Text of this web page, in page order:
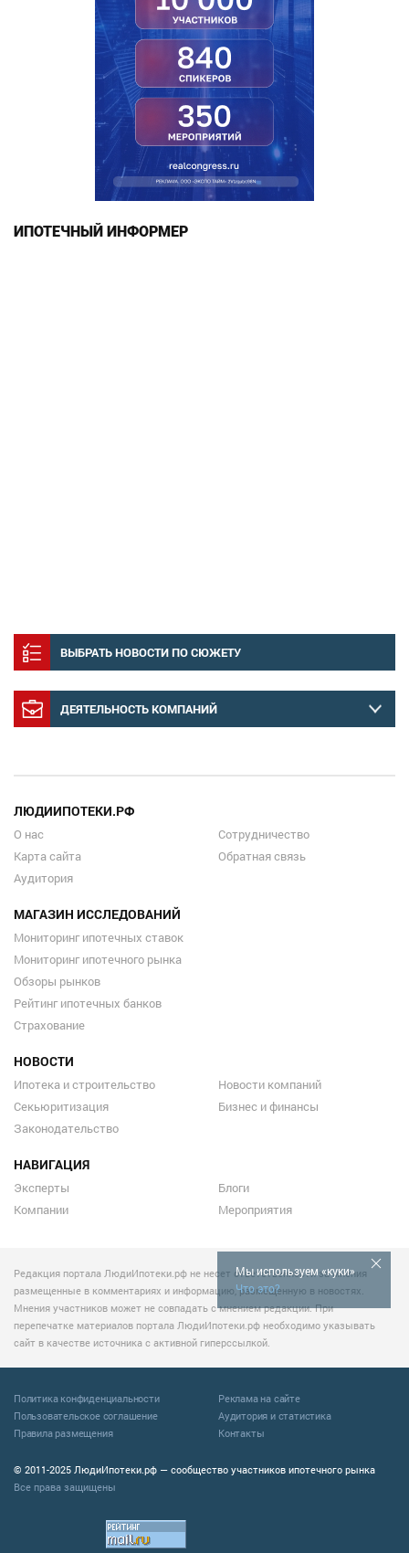
ИПОТЕЧНЫЙ ИНФОРМЕР
ВЫБРАТЬ НОВОСТИ ПО СЮЖЕТУ
ДЕЯТЕЛЬНОСТЬ КОМПАНИЙ
Мы используем «куки»
Что это?
ЛЮДИИПОТЕКИ.РФ
О нас
Карта сайта
Аудитория
Сотрудничество
Обратная связь
МАГАЗИН ИССЛЕДОВАНИЙ
Мониторинг ипотечных ставок
Мониторинг ипотечного рынка
Обзоры рынков
Рейтинг ипотечных банков
Страхование
НОВОСТИ
Ипотека и строительство
Секьюритизация
Законодательство
Новости компаний
Бизнес и финансы
НАВИГАЦИЯ
Эксперты
Компании
Блоги
Мероприятия
Редакция портала ЛюдиИпотеки.рф не несет ответственности за мнения
размещенные в комментариях и информацию, размещенную в новостях.
Мнения участников может не совпадать с мнением редакции. При
перепечатке материалов портала ЛюдиИпотеки.рф необходимо указывать
сайт в качестве источника с активной гиперссылкой.
© 2011-2025 ЛюдиИпотеки.рф — сообщество участников ипотечного рынка
Все права защищены
Политика конфиденциальности
Пользовательское соглашение
Правила размещения
Реклама на сайте
Аудитория и статистика
Контакты